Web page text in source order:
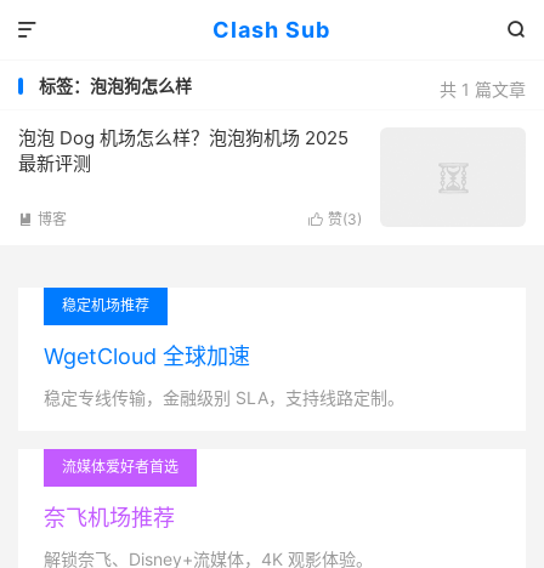
Clash Sub 

共 1 篇文章
标签：泡泡狗怎么样
泡泡 Dog 机场怎么样？泡泡狗机场 2025
最新评测
 赞(3)
 博客
稳定机场推荐
WgetCloud 全球加速
稳定专线传输，金融级别 SLA，支持线路定制。
流媒体爱好者首选
奈飞机场推荐
解锁奈飞、Disney+流媒体，4K 观影体验。